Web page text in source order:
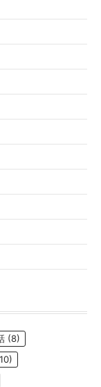
(8)